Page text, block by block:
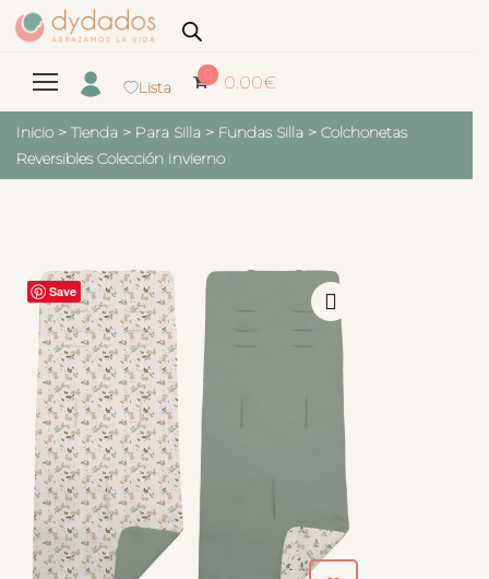
Lista
0 0.00€
Inicio > Tienda > Para Silla > Fundas Silla > Colchonetas
Reversibles Colección Invierno
Save